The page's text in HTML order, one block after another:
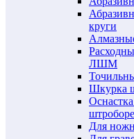
круги
ЛШМ
Шкурка
Для